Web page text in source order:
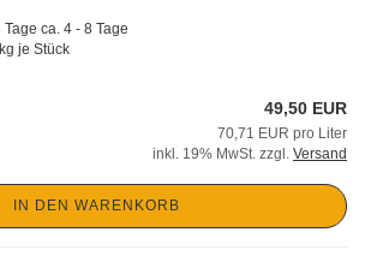
ca. 4 - 8 Tage
kg je Stück
49,50 EUR
70,71 EUR pro Liter
inkl. 19% MwSt. zzgl. Versand
IN DEN WARENKORB